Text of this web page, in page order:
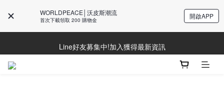
WORLDPEACE│沃皮斯潮流
首次下載領取 200 購物金 開啟APP
Line好友募集中!加入獲得最新資訊
Line好友募集中!加入獲得最新資訊
防詐騙提醒!請勿聽從不明來電操作ATM與提供個人資訊